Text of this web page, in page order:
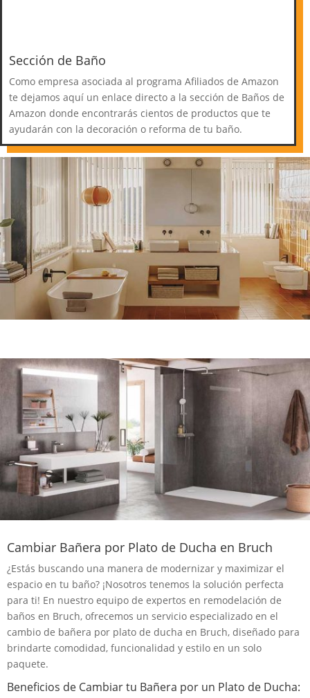
Sección de Baño
Como empresa asociada al programa Afiliados de Amazon
te dejamos aquí un enlace directo a la sección de Baños de
Amazon donde encontrarás cientos de productos que te
ayudarán con la decoración o reforma de tu baño.
Cambiar Bañera por Plato de Ducha en Bruch
¿Estás buscando una manera de modernizar y maximizar el
espacio en tu baño? ¡Nosotros tenemos la solución perfecta
para ti! En nuestro equipo de expertos en remodelación de
baños en Bruch, ofrecemos un servicio especializado en el
cambio de bañera por plato de ducha en Bruch, diseñado para
brindarte comodidad, funcionalidad y estilo en un solo
paquete.
Beneficios de Cambiar tu Bañera por un Plato de Ducha: